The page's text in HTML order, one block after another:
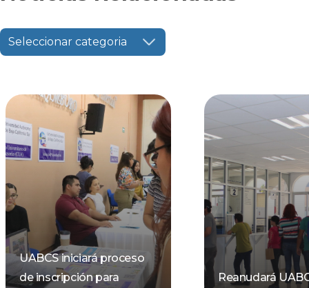
Seleccionar categoria
UABCS iniciará proceso
de inscripción para
Reanudará